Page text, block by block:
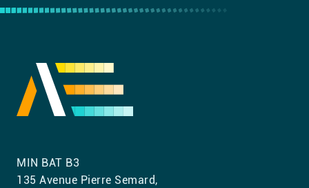
MIN BAT B3
135 Avenue Pierre Semard,